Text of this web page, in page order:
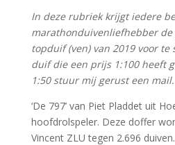
In deze rubriek krijgt iedere
marathonduivenliefhebber
topduif (ven) van 2019 voor te
duif die een prijs 1:100 heeft
1:50 stuur mij gerust een mail.
‘De 797’ van Piet Pladdet uit
hoofdrolspeler. Deze doffer
Vincent ZLU tegen 2.696